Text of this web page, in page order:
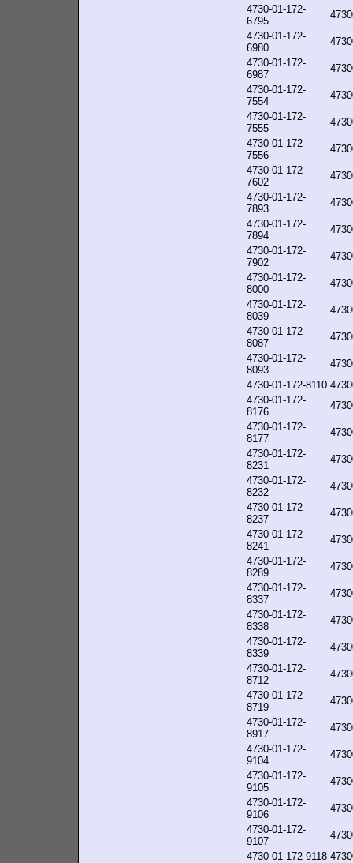
4730-01-172-
6795
4730-01-172-
6980
4730-01-172-
6987
4730-01-172-
7554
4730-01-172-
7555
4730-01-172-
7556
4730-01-172-
7602
4730-01-172-
7893
4730-01-172-
7894
4730-01-172-
7902
4730-01-172-
8000
4730-01-172-
8039
4730-01-172-
8087
4730-01-172-
8093
4730-01-172-8110
4730-01-172-
8176
4730-01-172-
8177
4730-01-172-
8231
4730-01-172-
8232
4730-01-172-
8237
4730-01-172-
8241
4730-01-172-
8289
4730-01-172-
8337
4730-01-172-
8338
4730-01-172-
8339
4730-01-172-
8712
4730-01-172-
8719
4730-01-172-
8917
4730-01-172-
9104
4730-01-172-
9105
4730-01-172-
9106
4730-01-172-
9107
4730-01-172-9118